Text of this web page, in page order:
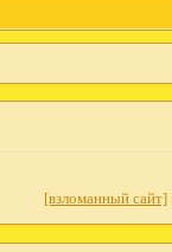
[взломанный сайт]